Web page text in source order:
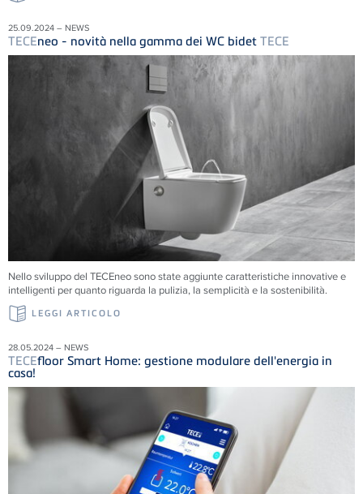
25.09.2024 – NEWS
TECEneo - novità nella gamma dei WC bidet TECE
Nello sviluppo del TECEneo sono state aggiunte caratteristiche innovative e
intelligenti per quanto riguarda la pulizia, la semplicità e la sostenibilità.
LEGGI ARTICOLO
28.05.2024 – NEWS
TECEfloor Smart Home: gestione modulare dell'energia in
casa!